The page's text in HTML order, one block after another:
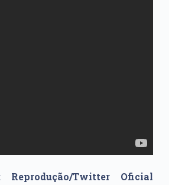
Reprodução/Twitter Oficial